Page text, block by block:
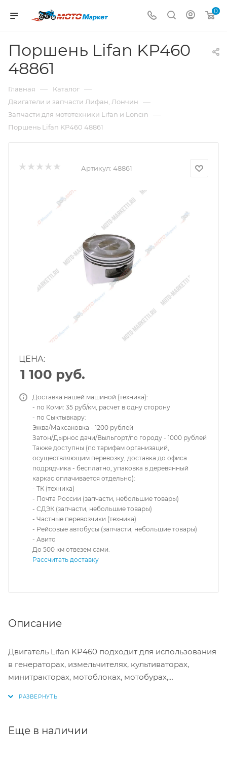
0
Поршень Lifan KP460
48861
Главная — Каталог —
Двигатели и запчасти Лифан, Лончин —
Запчасти для мототехники Lifan и Loncin —
Поршень Lifan KP460 48861
Артикул: 48861
ЦЕНА:
1 100 руб.
Доставка нашей машиной (техника):
- по Коми: 35 руб/км, расчет в одну сторону
- по Сыктывкару:
Эжва/Максаковка - 1200 рублей
Затон/Дырнос дачи/Выльгорт/по городу - 1000 рублей
Также доступны (по тарифам организаций,
осуществляющим перевозку, доставка до офиса
подрядчика - бесплатно, упаковка в деревянный
каркас оплачивается отдельно):
- ТК (техника)
- Почта России (запчасти, небольшие товары)
- СДЭК (запчасти, небольшие товары)
- Частные перевозчики (техника)
- Рейсовые автобусы (запчасти, небольшие товары)
- Авито
До 500 км отвезем сами.
Рассчитать доставку
Описание
Двигатель Lifan KP460 подходит для использования
в генераторах, измельчителях, культиваторах,
минитракторах, мотоблоках, мотобурах,
Еще в наличии